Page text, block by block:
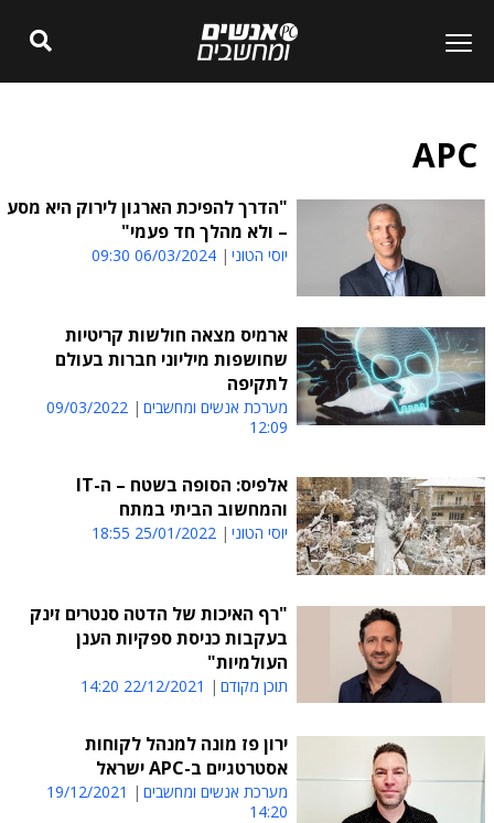
APC
"הדרך להפיכת הארגון לירוק היא מסע
– ולא מהלך חד פעמי"
יוסי הטוני 06/03/2024 09:30
ארמיס מצאה חולשות קריטיות
שחושפות מיליוני חברות בעולם
לתקיפה
מערכת אנשים ומחשבים
09/03/2022
12:09
אלפיס: הסופה בשטח – ה-IT
והמחשוב הביתי במתח
יוסי הטוני 25/01/2022 18:55
"רף האיכות של הדטה סנטרים זינק
בעקבות כניסת ספקיות הענן
העולמיות"
תוכן מקודם 22/12/2021 14:20
ירון פז מונה למנהל לקוחות
אסטרטגיים ב-APC ישראל
מערכת אנשים ומחשבים
19/12/2021
14:20